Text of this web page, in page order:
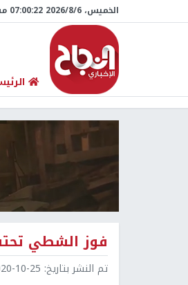
الخميس، 6/‏8/‏2026 07:00:23 مساءً
فوز الشطي
تم النشر بتاريخ: 10-25 15:57